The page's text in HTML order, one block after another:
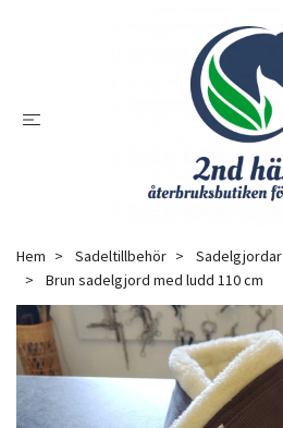
Hem Sadeltillbehör
Sadelgjordar
Brun sadelgjord med ludd 110 cm